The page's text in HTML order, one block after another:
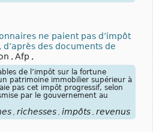
ne paient pas d’impôt
des documents de
, Afp ,
de l’impôt sur la fortune
patrimoine immobilier supérieur à
pas cet impôt progressif, selon
par le gouvernement au
, richesses , impôts , revenus